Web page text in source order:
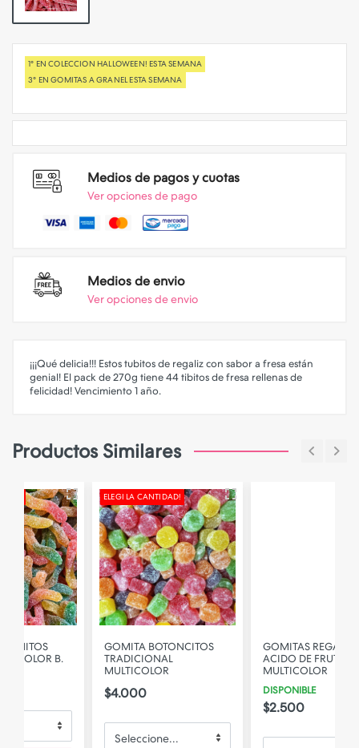
1° EN COLECCION HALLOWEEN! ESTA SEMANA
3° EN GOMITAS A GRANEL ESTA SEMANA
Medios de pagos y cuotas
Ver opciones de pago
Medios de envio
Ver opciones de envio
¡¡¡Qué delicia!!! Estos tubitos de regaliz con sabor a fresa están
genial! El pack de 270g tiene 44 tibitos de fresa rellenas de
felicidad! Vencimiento 1 año.
Productos Similares
ELEGI LA CANTIDAD!
GOMITA BOTONCITOS
TRADICIONAL
GOMITAS REGALIZ TUBO
ACIDO DE FRUTILLA